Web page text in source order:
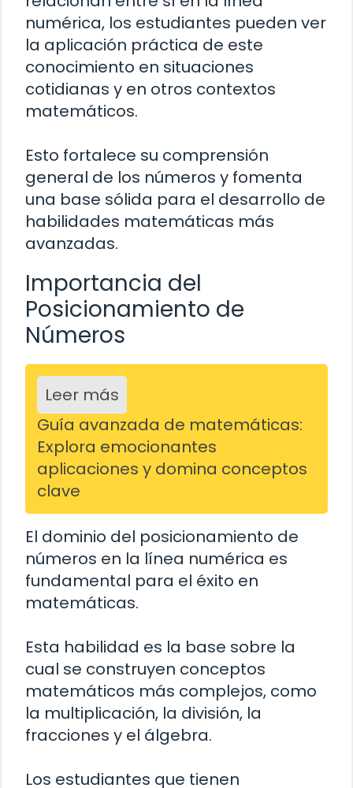
numérica, los estudiantes pueden ver
la aplicación práctica de este
conocimiento en situaciones
cotidianas y en otros contextos
matemáticos.
Esto fortalece su comprensión
general de los números y fomenta
una base sólida para el desarrollo de
habilidades matemáticas más
avanzadas.
Importancia del
Posicionamiento de
Números
Leer más
Guía avanzada de matemáticas:
Explora emocionantes
aplicaciones y domina conceptos
clave
El dominio del posicionamiento de
números en la línea numérica es
fundamental para el éxito en
matemáticas.
Esta habilidad es la base sobre la
cual se construyen conceptos
matemáticos más complejos, como
la multiplicación, la división, la
fracciones y el álgebra.
Los estudiantes que tienen